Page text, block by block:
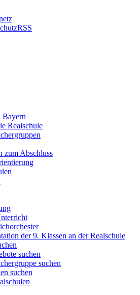
RSS
Bayern
Realschule
zum Abschluss
der 9. Klassen an der Realschule
suchen
suchen
suchen